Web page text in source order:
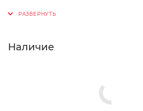
Нажмите кнопку «Оформить заказ».
Наличие